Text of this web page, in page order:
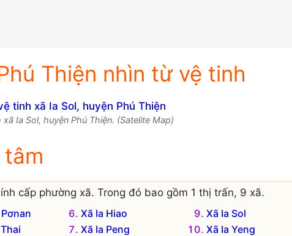
Thiện nhìn từ vệ tinh
Ia Sol, huyện Phú Thiện. (Satelite Map)
cấp phường xã. Trong đó bao gồm 1 thị trấn, 9 xã.
Xã Ia Hiao
Xã Ia Peng
Xã Ia Sol
Xã Ia Yeng